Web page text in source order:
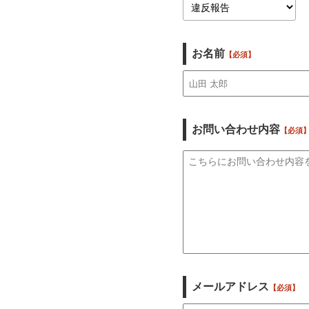
お名前 【必須】
お問い合わせ内容 【必須
メールアドレス 【必須】